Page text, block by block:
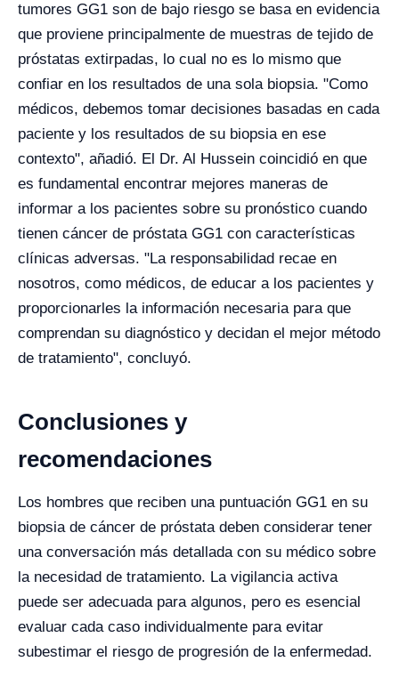
tumores GG1 son de bajo riesgo se basa en evidencia
que proviene principalmente de muestras de tejido de
próstatas extirpadas, lo cual no es lo mismo que
confiar en los resultados de una sola biopsia. "Como
médicos, debemos tomar decisiones basadas en cada
paciente y los resultados de su biopsia en ese
contexto", añadió. El Dr. Al Hussein coincidió en que
es fundamental encontrar mejores maneras de
informar a los pacientes sobre su pronóstico cuando
tienen cáncer de próstata GG1 con características
clínicas adversas. "La responsabilidad recae en
nosotros, como médicos, de educar a los pacientes y
proporcionarles la información necesaria para que
comprendan su diagnóstico y decidan el mejor método
de tratamiento", concluyó.
Conclusiones y
recomendaciones
Los hombres que reciben una puntuación GG1 en su
biopsia de cáncer de próstata deben considerar tener
una conversación más detallada con su médico sobre
la necesidad de tratamiento. La vigilancia activa
puede ser adecuada para algunos, pero es esencial
evaluar cada caso individualmente para evitar
subestimar el riesgo de progresión de la enfermedad.